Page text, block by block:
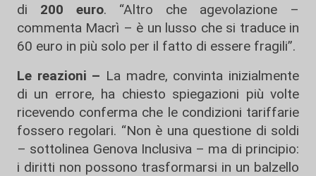
di 200 euro. “Altro che agevolazione –
commenta Macrì – è un lusso che si traduce in
60 euro in più solo per il fatto di essere fragili”.
Le reazioni – La madre, convinta inizialmente
di un errore, ha chiesto spiegazioni più volte
ricevendo conferma che le condizioni tariffarie
fossero regolari. “Non è una questione di soldi
– sottolinea Genova Inclusiva – ma di principio:
i diritti non possono trasformarsi in un balzello